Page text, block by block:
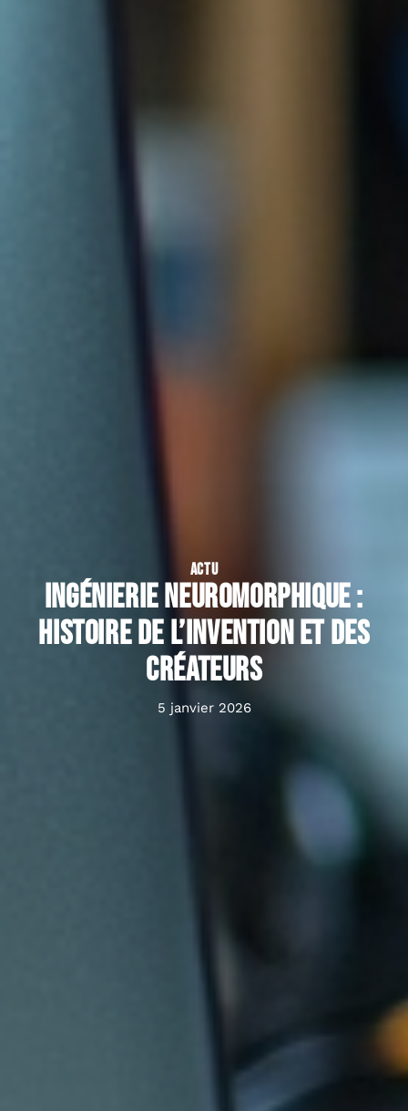
ACTU
Ingénierie neuromorphique :
histoire de l’invention et des
créateurs
5 janvier 2026